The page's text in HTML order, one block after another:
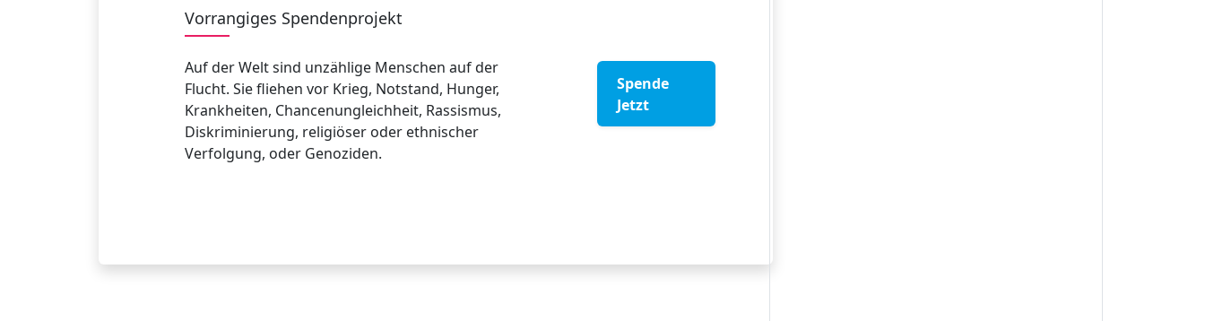
Vorrangiges Spendenprojekt
Auf der Welt sind unzählige Menschen auf der
Flucht. Sie fliehen vor Krieg, Notstand, Hunger,
Krankheiten, Chancenungleichheit, Rassismus,
Diskriminierung, religiöser oder ethnischer
Verfolgung, oder Genoziden.
Spende
Jetzt